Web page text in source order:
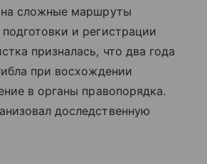
на сложные маршруты
и регистрации
призналась, что два года
при восхождении
в органы правопорядка.
доследственную